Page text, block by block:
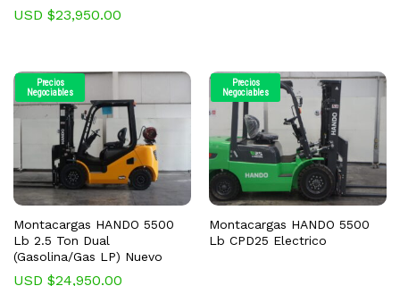
USD $23,950.00
Precios
Negociables
Montacargas HANDO 5500
Lb 2.5 Ton Dual
(Gasolina/Gas LP) Nuevo
USD $24,950.00
Precios
Negociables
Montacargas HANDO 5500
Lb CPD25 Electrico